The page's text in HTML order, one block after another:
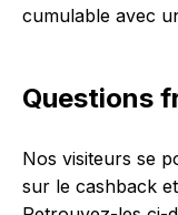
cumulable avec
Questions
Nos visiteurs se
sur le cashback